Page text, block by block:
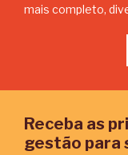
mais completo,
Receba as
gestão para